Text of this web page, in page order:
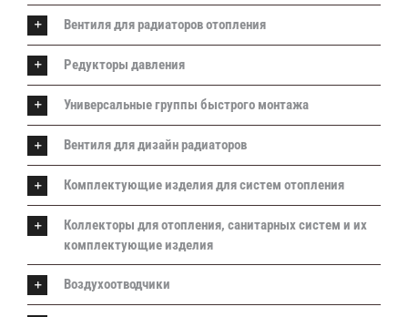
Вентиля для радиаторов отопления
Редукторы давления
Универсальные группы быстрого монтажа
Вентиля для дизайн радиаторов
Комплектующие изделия для систем отопления
Коллекторы для отопления, санитарных систем и их
комплектующие изделия
Воздухоотводчики